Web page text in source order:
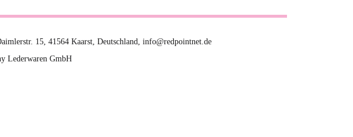
15, 41564 Kaarst, Deutschland, info@redpointnet.de
Lederwaren GmbH